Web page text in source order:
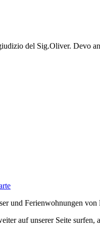
del Sig.Oliver. Devo
und Ferienwohnungen
auf unserer Seite surfen,